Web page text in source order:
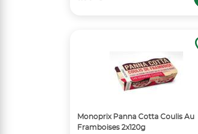
Monoprix Panna Cotta Coulis Au
Framboises 2x120g